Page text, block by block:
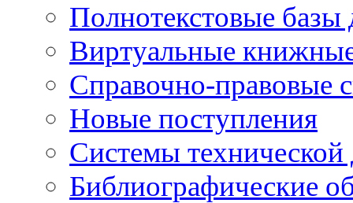
Полнотекстовые
Виртуальные
Справочно-правовые
Новые поступления
Cистемы
Библиографические